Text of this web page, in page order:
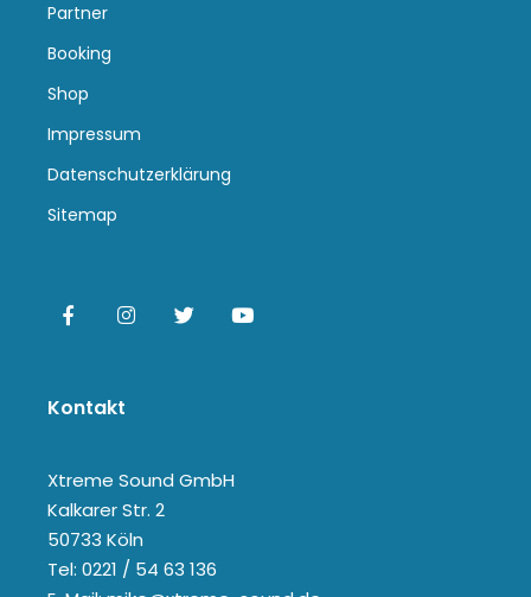
Partner
Booking
Shop
Impressum
Datenschutzerklärung
Sitemap
Kontakt
Xtreme Sound GmbH
Kalkarer Str. 2
50733 Köln
Tel: 0221 / 54 63 136